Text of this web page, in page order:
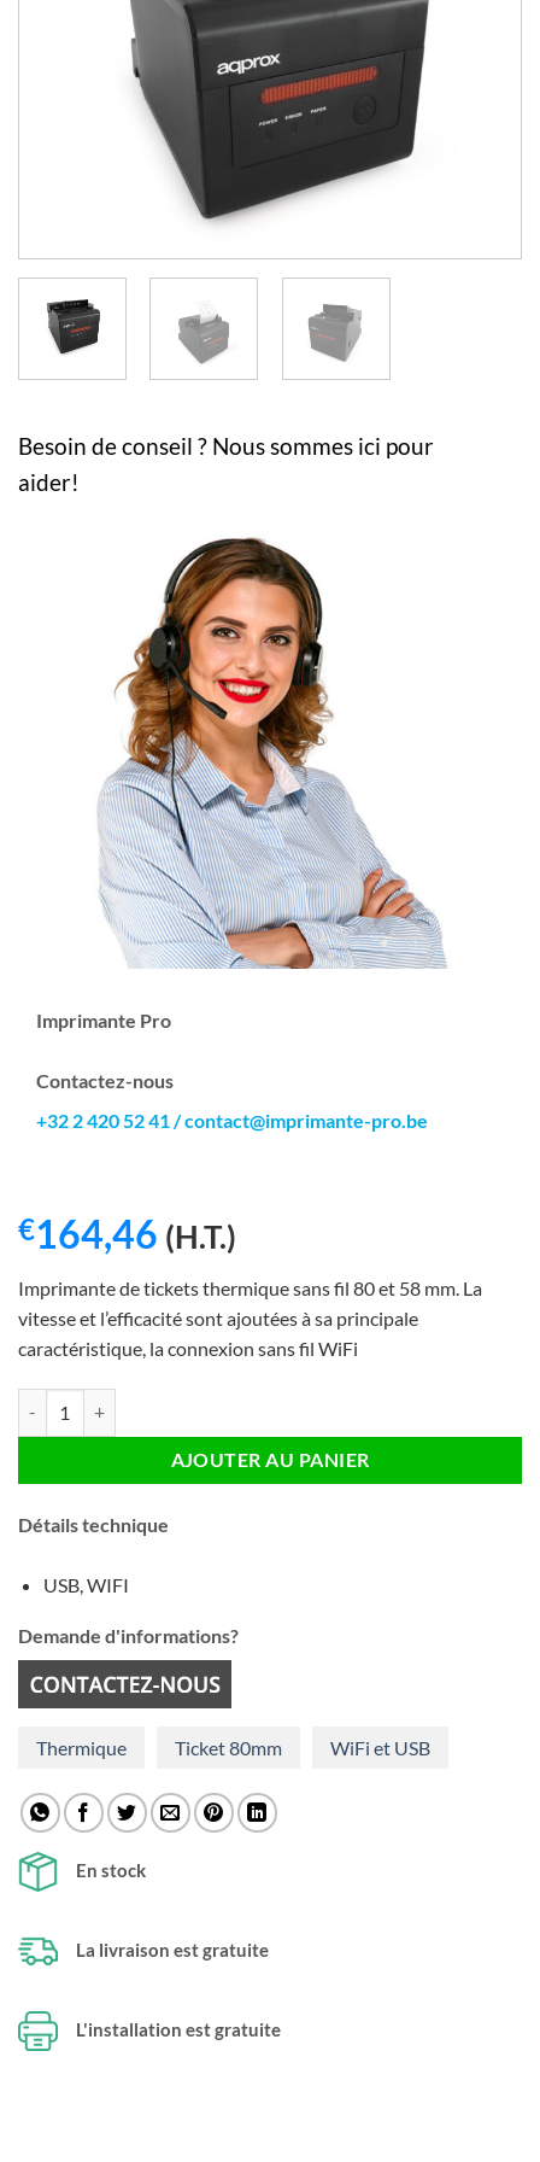
Besoin de conseil ? Nous sommes ici pour
aider!
Imprimante Pro
Contactez-nous
+32 2 420 52 41/contact@imprimante-pro.be
€164,46 (H.T.)
Imprimante de tickets thermique sans fil 80 et 58 mm. La
vitesse et l’efficacité sont ajoutées à sa principale
caractéristique, la connexion sans fil WiFi
AJOUTER AU PANIER
Détails technique
USB, WIFI
Demande d'informations?
Thermique Ticket 80mm WiFi et USB
En stock
La livraison est gratuite
L'installation est gratuite